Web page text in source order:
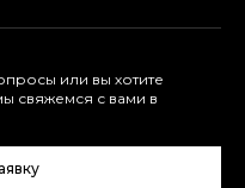
или вы хотите
свяжемся с вами в